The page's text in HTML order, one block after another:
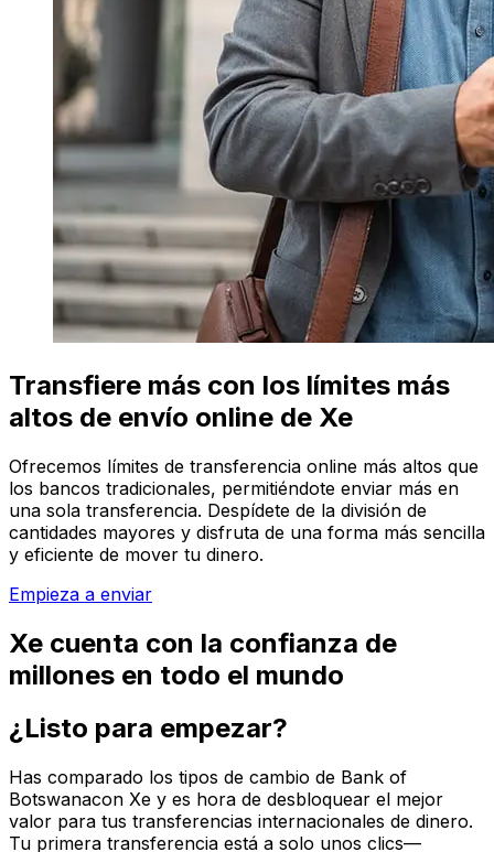
Transfiere más con los límites más
altos de envío online de Xe
Ofrecemos límites de transferencia online más altos que
los bancos tradicionales, permitiéndote enviar más en
una sola transferencia. Despídete de la división de
cantidades mayores y disfruta de una forma más sencilla
y eficiente de mover tu dinero.
Empieza a enviar
Xe cuenta con la confianza de
millones en todo el mundo
¿Listo para empezar?
Has comparado los tipos de cambio de Bank of
Botswanacon Xe y es hora de desbloquear el mejor
valor para tus transferencias internacionales de dinero.
Tu primera transferencia está a solo unos clics—